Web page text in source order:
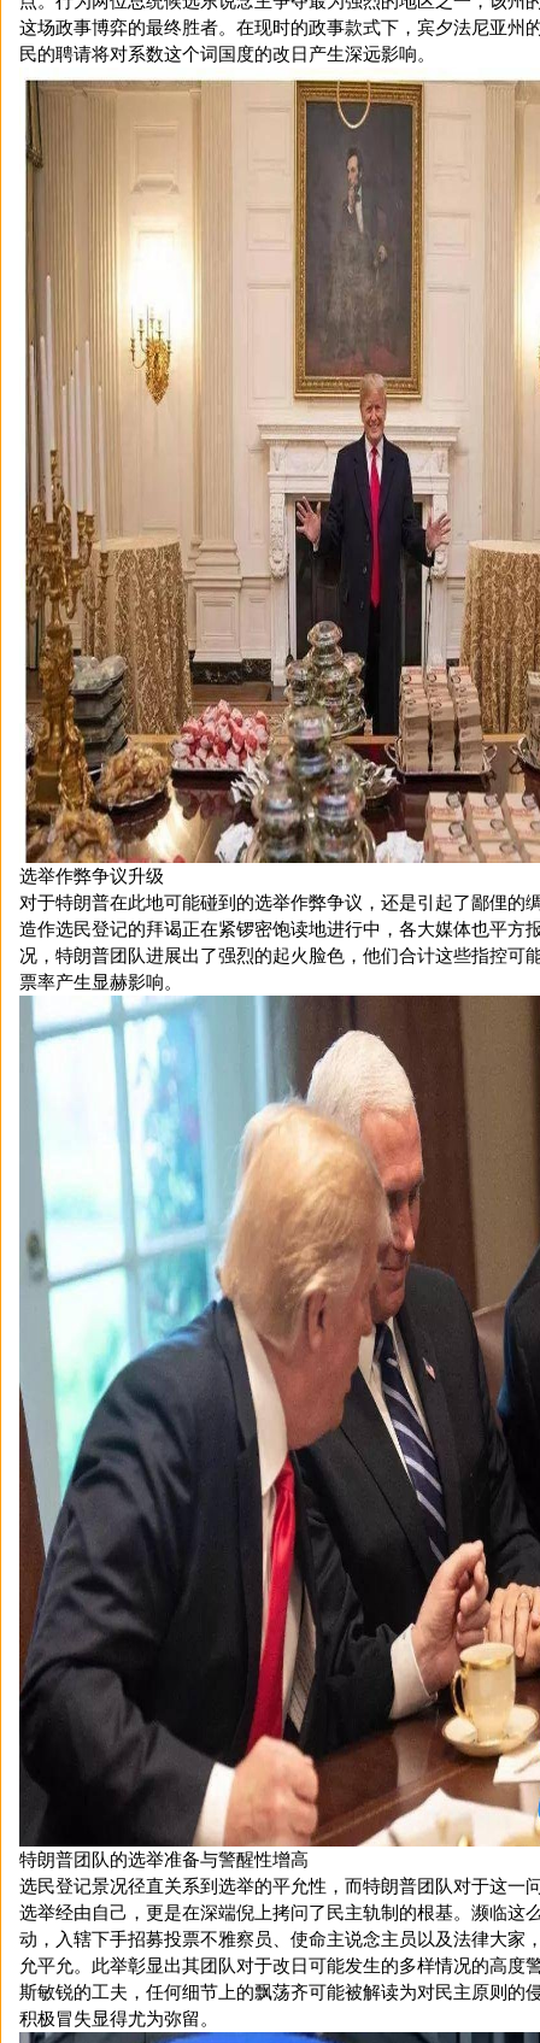
这场政事博弈的最终胜者。在现时的政事款式下，宾夕法尼亚州
民的聘请将对系数这个词国度的改日产生深远影响。
选举作弊争议升级
对于特朗普在此地可能碰到的选举作弊争议，还是引起了鄙俚的
造作选民登记的拜谒正在紧锣密饱读地进行中，各大媒体也平方
况，特朗普团队进展出了强烈的起火脸色，他们合计这些指控可
票率产生显赫影响。
特朗普团队的选举准备与警醒性增高
选民登记景况径直关系到选举的平允性，而特朗普团队对于这一
选举经由自己，更是在深端倪上拷问了民主轨制的根基。濒临这
动，入辖下手招募投票不雅察员、使命主说念主员以及法律大家
允平允。此举彰显出其团队对于改日可能发生的多样情况的高度
斯敏锐的工夫，任何细节上的飘荡齐可能被解读为对民主原则的
积极冒失显得尤为弥留。